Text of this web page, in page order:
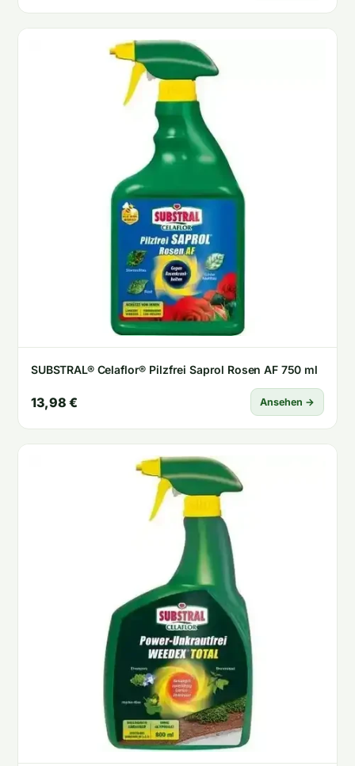
SUBSTRAL® Celaflor® Pilzfrei Saprol Rosen AF 750 ml
13,98 € Ansehen →